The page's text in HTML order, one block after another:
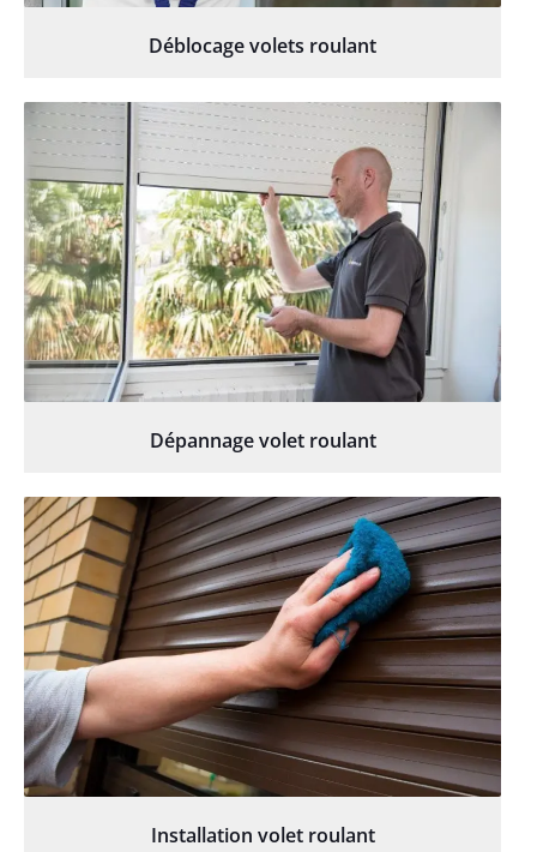
Déblocage volets roulant
Dépannage volet roulant
Installation volet roulant